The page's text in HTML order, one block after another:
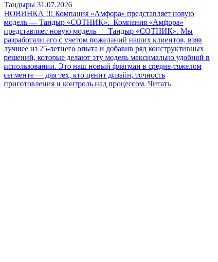
Тандыры 31.07.2026
НОВИНКА !!! Компания «Амфора» представляет новую
модель — Тандыр «СОТНИК». Компания «Амфора»
представляет новую модель — Тандыр «СОТНИК». Мы
разработали его с учетом пожеланий наших клиентов, взяв
лучшее из 25-летнего опыта и добавив ряд конструктивных
решений, которые делают эту модель максимально удобной в
использовании. Это наш новый флагман в средне-тяжелом
сегменте — для тех, кто ценит дизайн, точность
приготовления и контроль над процессом. Читать